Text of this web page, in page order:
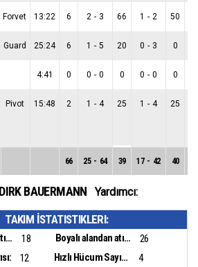
Forvet 13:22 6 2 - 3 66 1 - 2 50
Guard 25:24 6 1 - 5 20 0 - 3 0
4:41 0 0 - 0 0 0 - 0 0
Pivot 15:48 2 1 - 4 25 1 - 4 25
66 25 - 64 39 17 - 42 40
DIRK BAUERMANN Yardımcı:
TAKIM İSTATISTIKLERI:
Top kaybından atılan sayı: 18 Boyalı alandan atılan sayı:
26
12 Hızlı Hücum Sayısı:
4